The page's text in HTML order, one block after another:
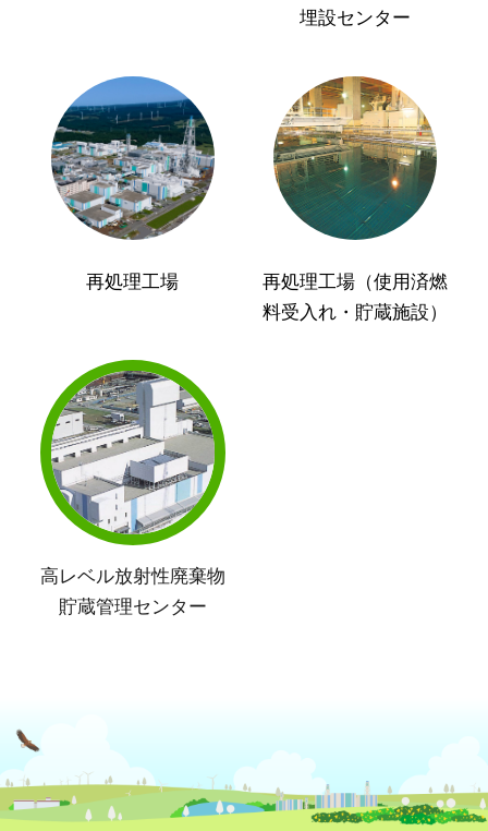
埋設センター
再処理工場
再処理工場（使用済燃
料受入れ・貯蔵施設）
高レベル放射性廃棄物
貯蔵管理センター